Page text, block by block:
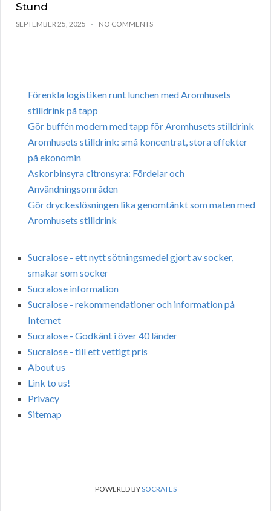
Stund
SEPTEMBER 25, 2025 NO COMMENTS
Förenkla logistiken runt lunchen med Aromhusets
stilldrink på tapp
Gör buffén modern med tapp för Aromhusets stilldrink
Aromhusets stilldrink: små koncentrat, stora effekter
på ekonomin
Askorbinsyra citronsyra: Fördelar och
Användningsområden
Gör dryckeslösningen lika genomtänkt som maten med
Aromhusets stilldrink
Sucralose - ett nytt sötningsmedel gjort av socker,
smakar som socker
Sucralose information
Sucralose - rekommendationer och information på
Internet
Sucralose - Godkänt i över 40 länder
Sucralose - till ett vettigt pris
About us
Link to us!
Privacy
Sitemap
POWERED BYSOCRATES